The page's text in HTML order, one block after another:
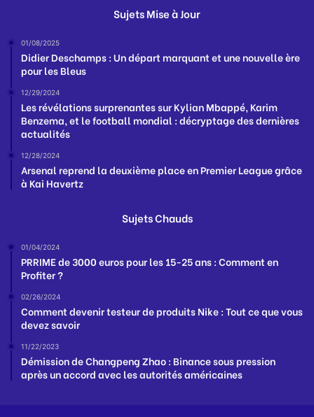
Sujets Mise à Jour
01/08/2025
Didier Deschamps : Un départ marquant et une nouvelle ère
pour les Bleus
12/29/2024
Les révélations surprenantes sur Kylian Mbappé, Karim
Benzema, et le football mondial : décryptage des dernières
actualités
12/28/2024
Arsenal reprend la deuxième place en Premier League grâce
à Kai Havertz
Sujets Chauds
01/04/2024
PRRIME de 3000 euros pour les 15-25 ans : Comment en
Profiter ?
02/26/2024
Comment devenir testeur de produits Nike : Tout ce que vous
devez savoir
11/22/2023
Démission de Changpeng Zhao : Binance sous pression
après un accord avec les autorités américaines